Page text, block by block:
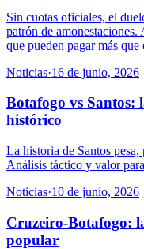
Sin cuotas oficiales, el
patrón de
que pueden pagar más
Noticias·16 de junio, 2026
Botafogo vs Santos:
histórico
La historia de Santos
Análisis táctico y valor
Noticias·10 de junio, 2026
Cruzeiro-Botafogo:
popular